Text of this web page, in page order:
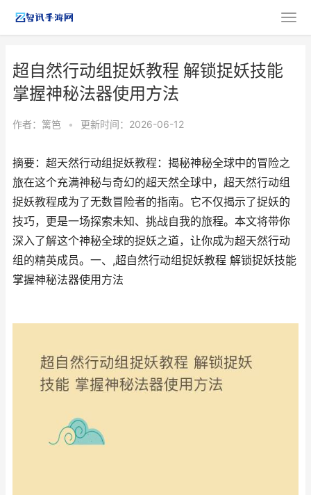
超自然行动组捉妖教程 解锁捉妖技能
掌握神秘法器使用方法
作者： 篱笆 • 更新时间：2026-06-12
摘要：超天然行动组捉妖教程：揭秘神秘全球中的冒险之
旅在这个充满神秘与奇幻的超天然全球中，超天然行动组
捉妖教程成为了无数冒险者的指南。它不仅揭示了捉妖的
技巧，更是一场探索未知、挑战自我的旅程。本文将带你
深入了解这个神秘全球的捉妖之道，让你成为超天然行动
组的精英成员。一、,超自然行动组捉妖教程 解锁捉妖技能
掌握神秘法器使用方法